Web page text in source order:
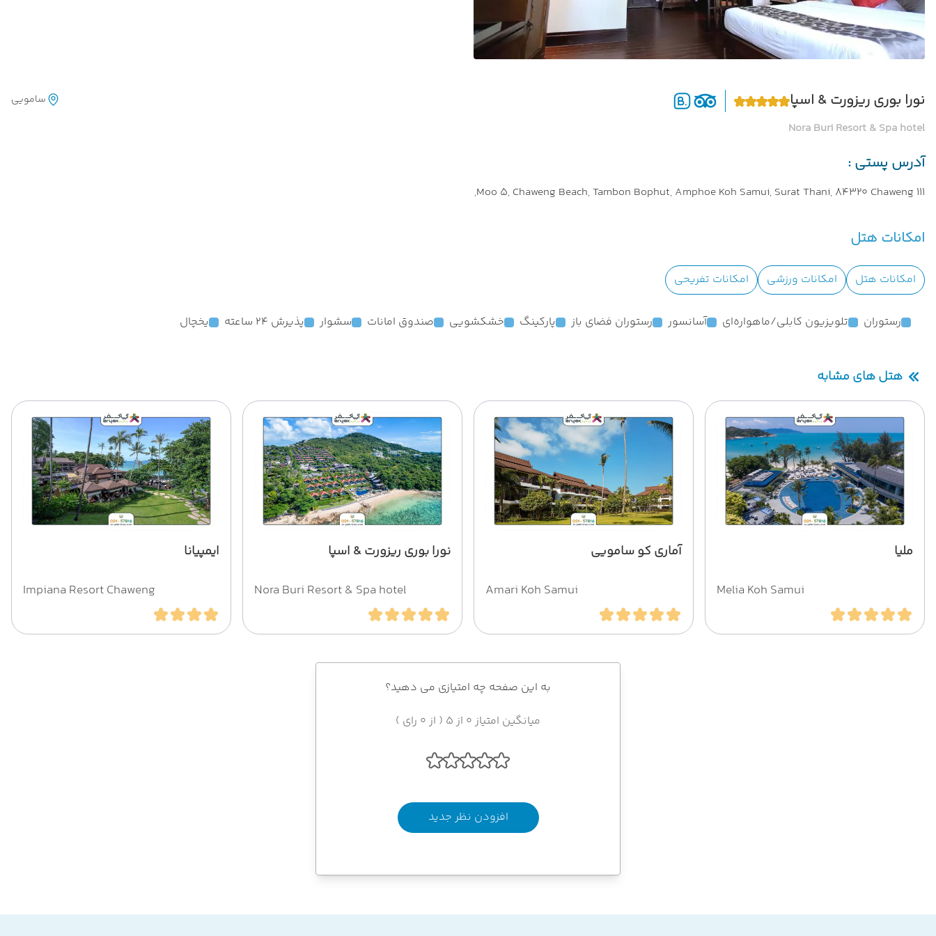
نورا بوری ریزورت & اسپا
Nora Buri Resort & Spa hotel
سامویی
آدرس پستی :
111 Moo 5, Chaweng Beach, Tambon Bophut, Amphoe Koh Samui, Surat Thani, 84320 Chaweng,
امکانات هتل
امکانات هتل امکانات ورزشی امکانات تفریحی
رستوران تلویزیون کابلی/ماهواره‌ای آسانسور رستوران فضای باز پارکینگ خشکشویی صندوق امانات سشوار پذیرش 24 ساعته یخچال
هتل های مشابه
ملیا
Melia Koh Samui
آماری کو سامویی
Amari Koh Samui
نورا بوری ریزورت & اسپا
Nora Buri Resort & Spa hotel
ایمپیانا
Impiana Resort Chaweng
به این صفحه چه امتیازی می دهید؟
میانگین امتیاز 0 از 5 ( از 0 رای )
افزودن نظر جدید